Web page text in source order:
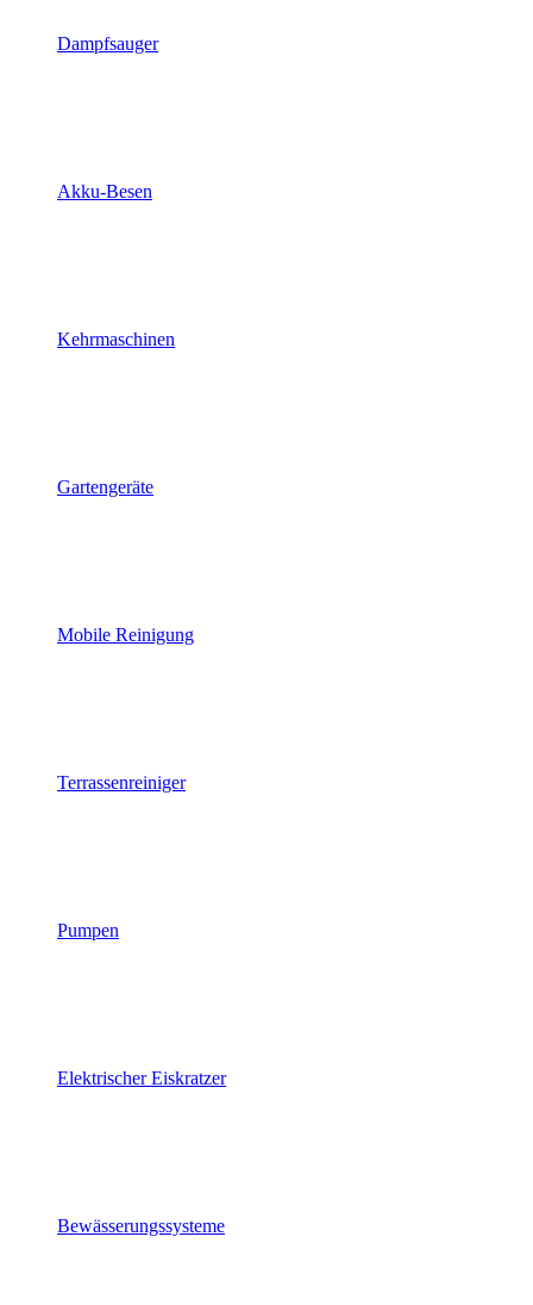
Dampfsauger
Akku-Besen
Kehrmaschinen
Gartengeräte
Mobile Reinigung
Terrassenreiniger
Pumpen
Elektrischer Eiskratzer
Bewässerungssysteme